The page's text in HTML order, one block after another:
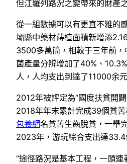
但江羅列路況之變帶來的財產
從一組數據可以有更直不雅的
壩縣中藥材蒔植面積新增添
3500多萬筒，相較于三年前，
菌產量分辨增加了40%、
人，人均支出到達了11000余元
2012年被評定為“國度扶貧開
2018年年末累計完成39個貧
包養網名貧苦生齒脫貧，一舉
2023年，游玩綜合支出達33.4
“途徑路況是基本工程，一頭